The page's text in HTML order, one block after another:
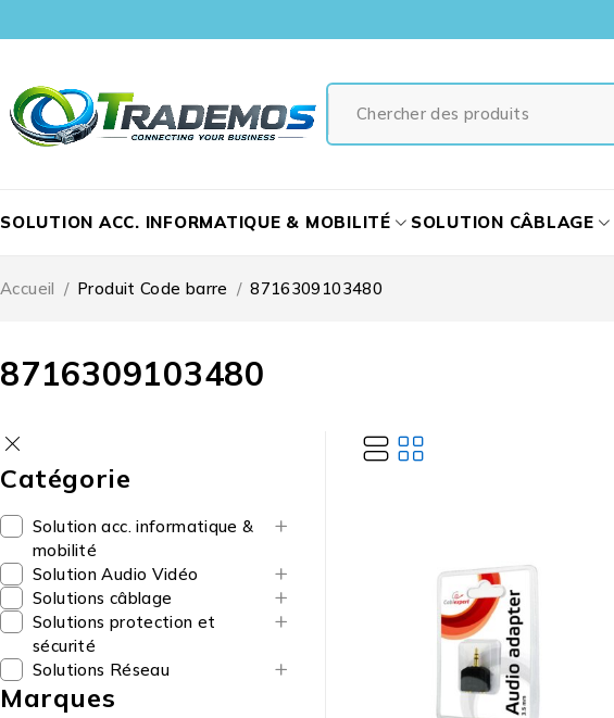
SOLUTION ACC. INFORMATIQUE & MOBILITÉ SOLUTION CÂBLAGE
8716309103480
Accueil / Produit Code barre / 8716309103480
Catégorie
Solution acc. informatique &
mobilité
Solution Audio Vidéo
Solutions câblage
Solutions protection et
sécurité
Solutions Réseau
Marques